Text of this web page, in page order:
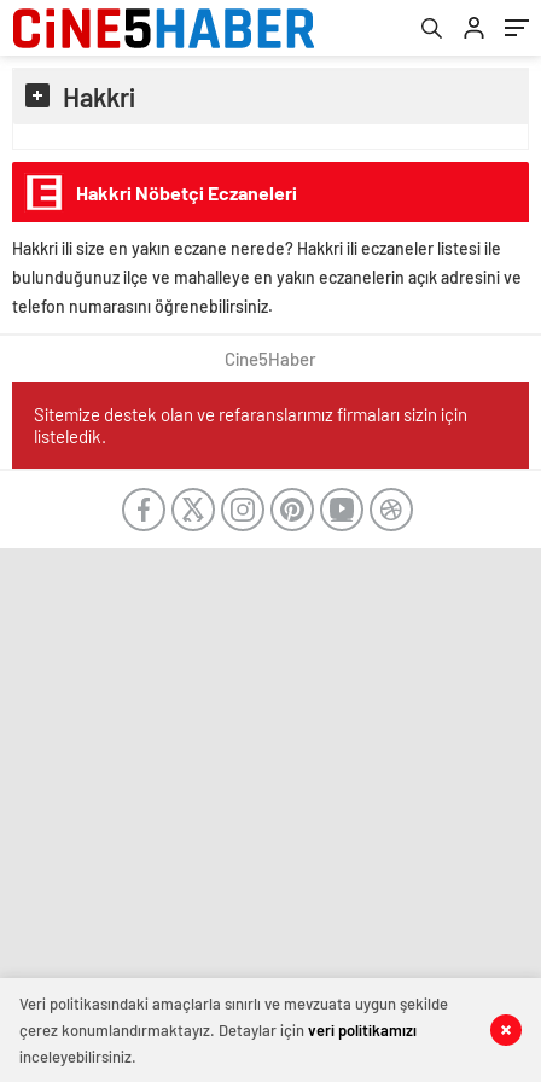
Hakkri
Hakkri Nöbetçi Eczaneleri
Hakkri ili size en yakın eczane nerede? Hakkri ili eczaneler listesi ile
bulunduğunuz ilçe ve mahalleye en yakın eczanelerin açık adresini ve
telefon numarasını öğrenebilirsiniz.
Cine5Haber
Sitemize destek olan ve refaranslarımız firmaları sizin için
listeledik.
Veri politikasındaki amaçlarla sınırlı ve mevzuata uygun şekilde
çerez konumlandırmaktayız. Detaylar içinveri politikamızı
inceleyebilirsiniz.